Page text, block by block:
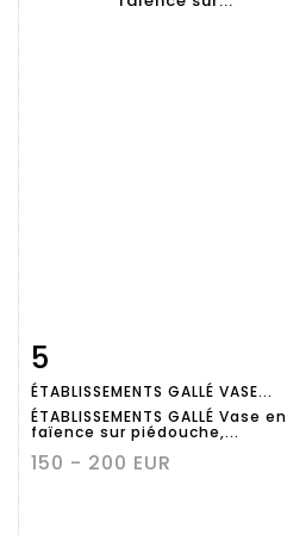
détaillée
5
ÉTABLISSEMENTS GALLÉ VASE...
ÉTABLISSEMENTS GALLÉ Vase en
faïence sur piédouche,...
150 - 200 EUR